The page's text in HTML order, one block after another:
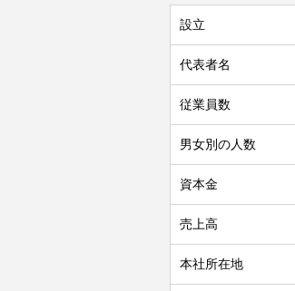
設立
代表者名
従業員数
男女別の人数
資本金
売上高
本社所在地